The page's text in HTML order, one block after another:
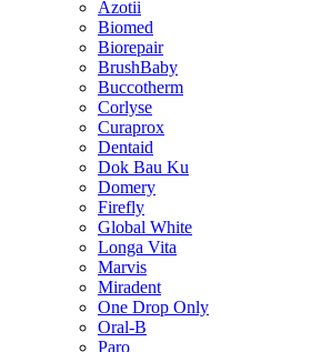
Azotii
Biomed
Biorepair
BrushBaby
Buccotherm
Corlyse
Curaprox
Dentaid
Dok Bau Ku
Domery
Firefly
Global White
Longa Vita
Marvis
Miradent
One Drop Only
Oral-B
Paro